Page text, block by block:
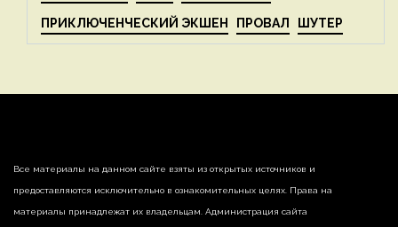
ПРИКЛЮЧЕНЧЕСКИЙ ЭКШЕН ПРОВАЛ ШУТЕР
Все материалы на данном сайте взяты из открытых источников и
предоставляются исключительно в ознакомительных целях. Права на
материалы принадлежат их владельцам. Администрация сайта